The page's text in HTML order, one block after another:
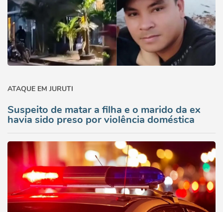
ATAQUE EM JURUTI
Suspeito de matar a filha e o marido da ex
havia sido preso por violência doméstica